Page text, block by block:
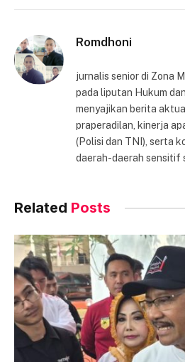
Romdhoni
jurnalis senior di Zona
pada liputan Hukum
menyajikan berita
praperadilan, kinerja
(Polisi dan TNI), serta
daerah-daerah sensitif
Related Posts